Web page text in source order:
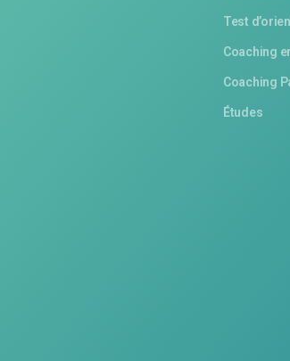
Test
Coaching
Coaching
Études